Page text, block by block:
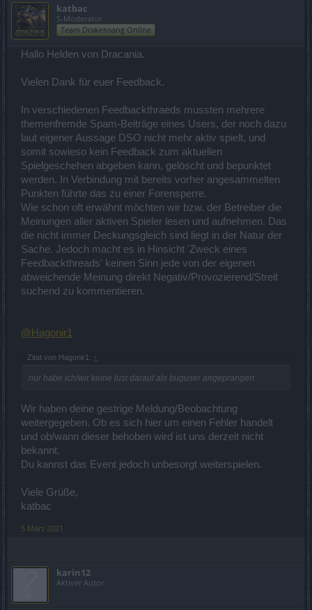
spieler aus unser gilde mit und dann wären es mehr als 44 euro die
sie verlieren
katbac
S-Moderator
Team Drakensang Online
Hallo Helden von Dracania.
Vielen Dank für euer Feedback.
In verschiedenen Feedbackthraeds mussten mehrere
themenfremde Spam-Beiträge eines Users, der noch dazu
laut eigener Aussage DSO nicht mehr aktiv spielt, und
somit sowieso kein Feedback zum aktuellen
Spielgeschehen abgeben kann, gelöscht und bepunktet
werden. In Verbindung mit bereits vorher angesammelten
Punkten führte das zu einer Forensperre.
Wie schon oft erwähnt möchten wir bzw. der Betreiber die
Meinungen aller aktiven Spieler lesen und aufnehmen. Das
die nicht immer Deckungsgleich sind liegt in der Natur der
Sache. Jedoch macht es in Hinsicht 'Zweck eines
Feedbackthreads' keinen Sinn jede von der eigenen
abweichende Meinung direkt Negativ/Provozierend/Streit
suchend zu kommentieren.
@Hagonir1
Zitat von Hagonir1: ↑
nur habe ich/wir keine lust darauf als buguser angeprangert
Wir haben deine gestrige Meldung/Beobachtung
weitergegeben. Ob es sich hier um einen Fehler handelt
und ob/wann dieser behoben wird ist uns derzeit nicht
bekannt.
Du kannst das Event jedoch unbesorgt weiterspielen.
Viele Grüße,
katbac
5 März 2021
karin12
Aktiver Autor